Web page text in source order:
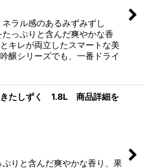
ラル感のあるみずみずし
っぷりと含んだ爽やかな香
キレが両立したスマートな美
醸シリーズでも、一番ドライ
たしずく 1.8L 商品詳細を
ぷりと含んだ爽やかな香り、果